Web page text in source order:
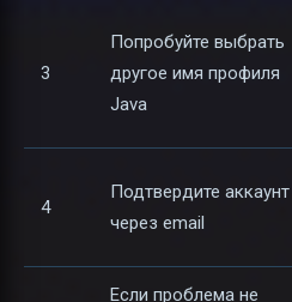
3
Попробуйте выбрать
другое имя профиля
Java
4
Подтвердите аккаунт
через email
Если проблема не